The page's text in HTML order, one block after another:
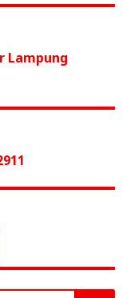
Lampung